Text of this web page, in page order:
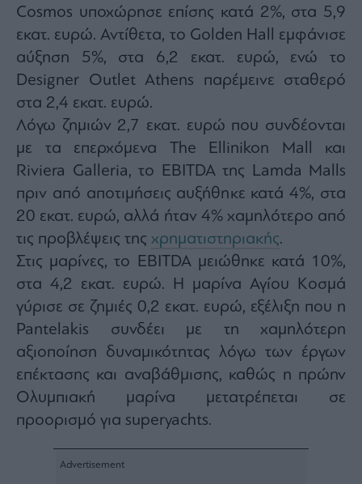
Cosmos υποχώρησε επίσης κατά 2%, στα 5,9
εκατ. ευρώ. Αντίθετα, το Golden Hall εμφάνισε
αύξηση 5%, στα 6,2 εκατ. ευρώ, ενώ το
Designer Outlet Athens παρέμεινε σταθερό
στα 2,4 εκατ. ευρώ.
Λόγω ζημιών 2,7 εκατ. ευρώ που συνδέονται
με τα επερχόμενα The Ellinikon Mall και
Riviera Galleria, το EBITDA της Lamda Malls
πριν από αποτιμήσεις αυξήθηκε κατά 4%, στα
20 εκατ. ευρώ, αλλά ήταν 4% χαμηλότερο από
τις προβλέψεις της χρηματιστηριακής.
Στις μαρίνες, το EBITDA μειώθηκε κατά 10%,
στα 4,2 εκατ. ευρώ. Η μαρίνα Αγίου Κοσμά
γύρισε σε ζημιές 0,2 εκατ. ευρώ, εξέλιξη που η
Pantelakis συνδέει με τη χαμηλότερη
αξιοποίηση δυναμικότητας λόγω των έργων
επέκτασης και αναβάθμισης, καθώς η πρώην
Ολυμπιακή μαρίνα μετατρέπεται σε
προορισμό για superyachts.